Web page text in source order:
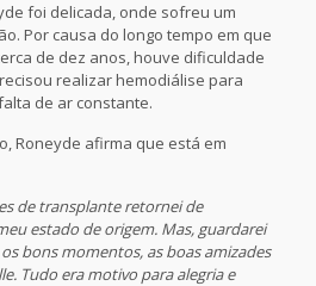
foi delicada, onde sofreu um
Por causa do longo tempo em que
de dez anos, houve dificuldade
realizar hemodiálise para
de ar constante.
Roneyde afirma que está em
de transplante retornei de
estado de origem. Mas, guardarei
bons momentos, as boas amizades
Tudo era motivo para alegria e